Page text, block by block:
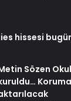
hissesi
Sözen